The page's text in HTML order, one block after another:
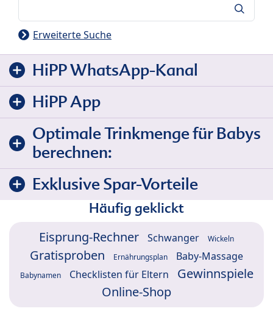
Erweiterte Suche
HiPP WhatsApp-Kanal
HiPP App
Optimale Trinkmenge für Babys
berechnen:
Exklusive Spar-Vorteile
Häufig geklickt
Eisprung-Rechner Schwanger Wickeln
Gratisproben Ernährungsplan Baby-Massage
Babynamen Checklisten für Eltern
Gewinnspiele
Online-Shop